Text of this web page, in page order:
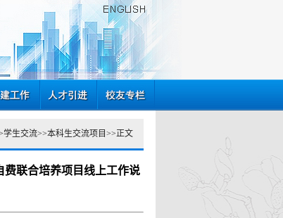
学生交流>>本科生交流项目 >>正文
费联合培养项目线上工作说